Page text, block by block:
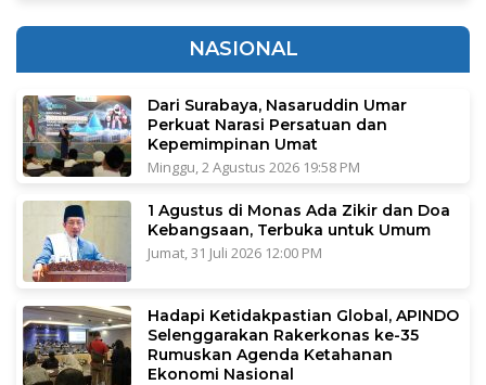
NASIONAL
Dari Surabaya, Nasaruddin Umar
Perkuat Narasi Persatuan dan
Kepemimpinan Umat
Minggu, 2 Agustus 2026 19:58 PM
1 Agustus di Monas Ada Zikir dan Doa
Kebangsaan, Terbuka untuk Umum
Jumat, 31 Juli 2026 12:00 PM
Hadapi Ketidakpastian Global, APINDO
Selenggarakan Rakerkonas ke-35
Rumuskan Agenda Ketahanan
Ekonomi Nasional